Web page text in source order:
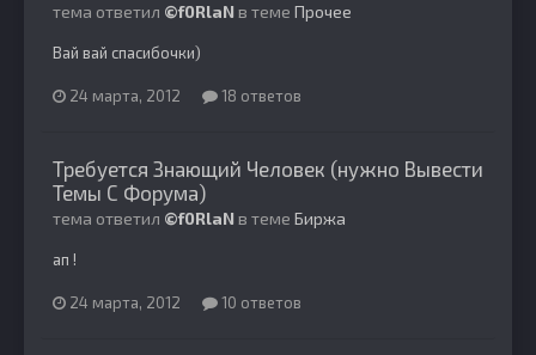
тема ответил ©f0RlaN в теме Прочее
Вай вай спасибочки)
24 марта, 2012 18 ответов
Требуется Знающий Человек (нужно Вывести
Темы С Форума)
тема ответил ©f0RlaN в теме Биржа
ап !
24 марта, 2012 10 ответов